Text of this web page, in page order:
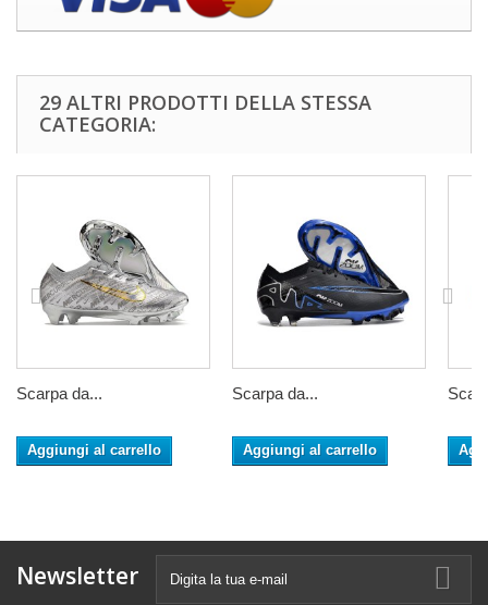
29 ALTRI PRODOTTI DELLA STESSA
CATEGORIA:
Scarpa da...
Aggiungi al carrello
Scarpa da...
Aggiungi al carrello
Newsletter